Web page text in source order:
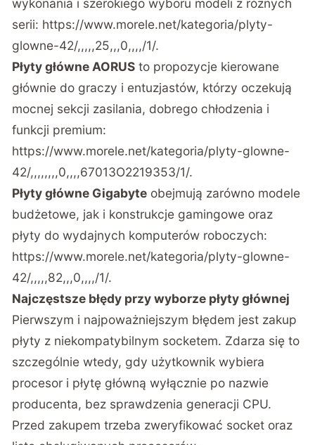
wykonania i szerokiego wyboru modeli z różnych
serii: https://www.morele.net/kategoria/plyty-
glowne-42/,,,,,25,,,0,,,,/1/.
Płyty główne AORUS to propozycje kierowane
głównie do graczy i entuzjastów, którzy oczekują
mocnej sekcji zasilania, dobrego chłodzenia i
funkcji premium:
https://www.morele.net/kategoria/plyty-glowne-
42/,,,,,,,,0,,,,67013O2219353/1/.
Płyty główne Gigabyte obejmują zarówno modele
budżetowe, jak i konstrukcje gamingowe oraz
płyty do wydajnych komputerów roboczych:
https://www.morele.net/kategoria/plyty-glowne-
42/,,,,,82,,,0,,,,/1/.
Najczęstsze błędy przy wyborze płyty głównej
Pierwszym i najpoważniejszym błędem jest zakup
płyty z niekompatybilnym socketem. Zdarza się to
szczególnie wtedy, gdy użytkownik wybiera
procesor i płytę główną wyłącznie po nazwie
producenta, bez sprawdzenia generacji CPU.
Przed zakupem trzeba zweryfikować socket oraz